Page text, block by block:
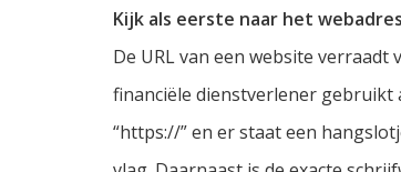
Kijk als eerste naar het webadres
De URL van een website
financiële dienstverlener gebruikt
“https://” en er staat een